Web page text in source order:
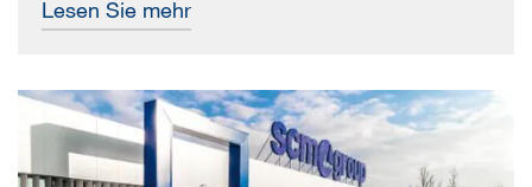
Lesen Sie mehr